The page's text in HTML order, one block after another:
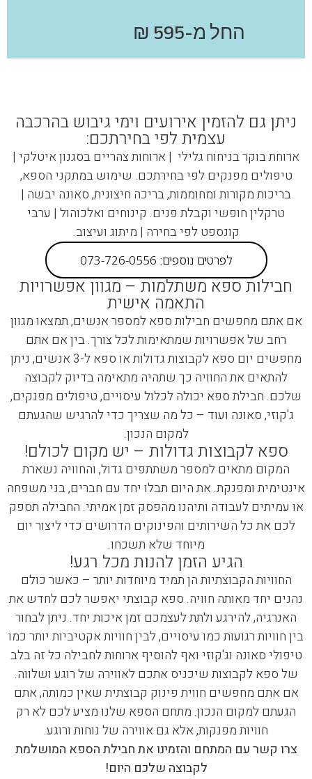
החל מ-595 ₪
ניתן גם להזמין אירועים וימי גיבוש בהרכבה
עצמית לפי בחירתכם:
ארוחת בוקר בניחוח גלילי | ארוחות צהריים בסגנון איטלקי |
טיפולים מפנקים לפי בחירתכם. שימוש במתקני הספא,
בריכות מקורות ומחוממות, בריכה חיצונית, סאונה יבשה |
טרקלין חופשי וקבלת פנים. קינוחים ואלכוהול | ערבי
קונספט לפי בחירה | מיתוג ועיצוב.
לפרטים נוספים: 073-726-0556
חבילות ספא משתלמות – מגוון אפשרויות
התאמה אישית
אם אתם מחפשים חבילות ספא למספר אנשים, תמצאו מגוון
רחב של אפשרויות שמתאימות לכל צורך. בין אם אתם
מחפשים יום ספא לקבוצות גדולות או ספא ל-3 אנשים, ניתן
להתאים את החוויה כך שתהיה מתאימה בדיוק לקבוצה
שלכם. חבילת ספא יכולה לכלול עיסויים, טיפולים מפנקים,
ג'קוזי, סאונה ועוד – כל מה שצריך כדי להרגיש שהגעתם
למקום הנכון.
ספא לקבוצות גדולות – יש מקום לכולם!
המקום מתאים למספר משתתפים גדול, והחוויה נשארת
אינטימית ומפנקת. את היום תבלו יחד עם חברים, בני משפחה
או עמיתים לעבודה ותיהנו מהפסק זמן אמיתי. החבילה תספק
לכם את כל השירותים והפינוקים הדרושים כדי ליצור יום
מיוחד שלא תשכחו.
הגיע הזמן להנות מכל רגע!
החוויות הקבוצתיות הן תמיד מיוחדות יותר – כאשר כולם
נהנים יחד מאותה חוויה. ספא קבוצתי יאפשר לכם לחדש את
האנרגיה, להירגע ולתת לעצמכם זמן איכות יחד. ניתן לבחור
בין חוויות רגועות כמו עיסויים, לבין חוויות אקטיביות יותר כמו
טיפולי סאונה וג'קוזי ואף להוסיף ארוחות לחבילה כל זה בלב
של ספא לקבוצות שיכניס אתכם לאווירה של רוגע ושלווה.
אם אתם מחפשים חווית פינוק קבוצתית שאין כמותה, אתם
הגעתם למקום הנכון. מתחם הספא שלנו מציע לכם לא רק
חוויות מפנקות, אלא גם אווירה של נוחות ורוגע.
צרו קשר עם המתחם והזמינו את חבילת הספא המושלמת
לקבוצה שלכם היום!